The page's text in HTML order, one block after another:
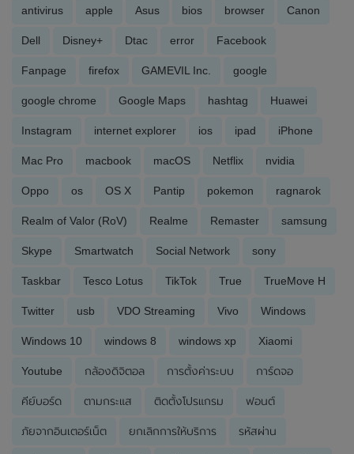
antivirus apple Asus bios browser Canon
Dell Disney+ Dtac error Facebook
Fanpage firefox GAMEVIL Inc. google
google chrome Google Maps hashtag Huawei
Instagram internet explorer ios ipad iPhone
Mac Pro macbook macOS Netflix nvidia
Oppo os OS X Pantip pokemon ragnarok
Realm of Valor (RoV) Realme Remaster samsung
Skype Smartwatch Social Network sony
Taskbar Tesco Lotus TikTok True TrueMove H
Twitter usb VDO Streaming Vivo Windows
Windows 10 windows 8 windows xp Xiaomi
Youtube กล้องดิจิตอล การตั้งค่าระบบ การ์ดจอ
คีย์บอร์ด ตามกระแส ติดตั้งโปรแกรม ฟอนต์
ภัยจากอินเตอร์เน็ต ยกเลิกการให้บริการ รหัสผ่าน